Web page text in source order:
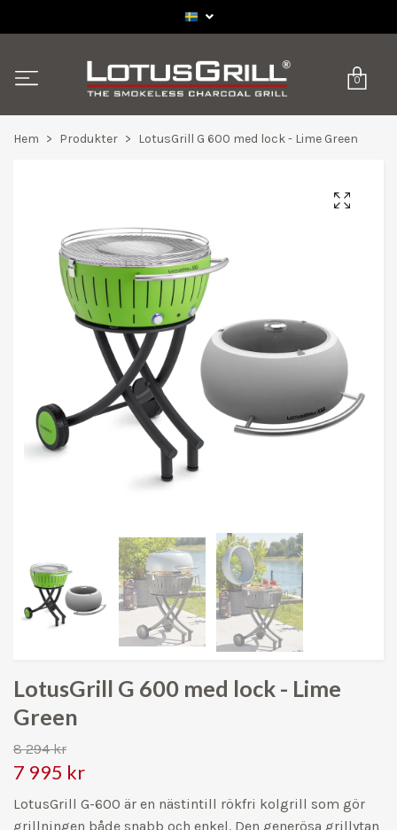
0
Hem Produkter LotusGrill G 600 med lock - Lime Green
LotusGrill G 600 med lock - Lime
Green
8 294 kr
7 995 kr
LotusGrill G-600 är en nästintill rökfri kolgrill som gör
grillningen både snabb och enkel. Den generösa grillytan